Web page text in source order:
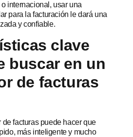
internacional, usar una
para la facturación le dará una
y confiable.
clave
buscar en un
de facturas
facturas puede hacer que
más inteligente y mucho